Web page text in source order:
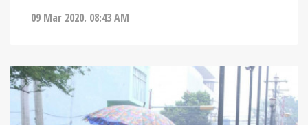
09 Mar 2020. 08:43 AM